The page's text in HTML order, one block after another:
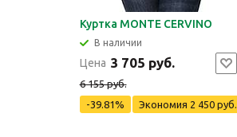
Куртка MONTE CERVINO
В наличии
Цена 3 705 руб.
6 155 руб.
-39.81%
Экономия 2 450 руб.